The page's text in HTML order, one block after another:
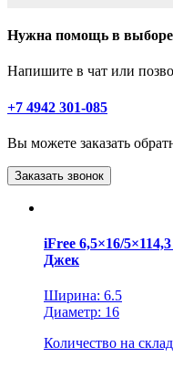
Нужна помощь в
Напишите в чат или
+7 4942 301-085
Вы можете заказать
iFree 6,5×16/
Джек
Ширина: 6.5
Диаметр: 16
Количество на